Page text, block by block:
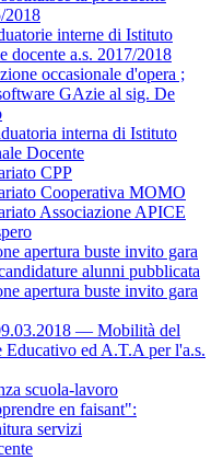
2018
interne di Istituto
docente a.s. 2017/2018
occasionale d'opera ;
GAzie al sig. De
interna di Istituto
Docente
CPP
Cooperativa MOMO
Associazione APICE
apertura buste invito gara
alunni pubblicata
apertura buste invito gara
— Mobilità del
Educativo ed A.T.A per l'a.s.
scuola-lavoro
en faisant":
servizi